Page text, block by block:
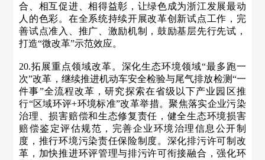
合、相互促进、相得益彰，让绿色成为浙江发展最动
人的色彩。在全系统持续开展改革创新试点工作，完
善试点准入、推广、激励机制，鼓励基层先行先试，
打造“微改革”示范效应。
20.拓展重点领域改革。深化生态环境领域“最多跑一
次”改革，继续推进机动车安全检验与尾气排放检测“一
件事”全流程改革，研究探索在省级以下产业园区推
行“区域环评+环境标准”改革举措。聚焦落实企业污染
治理、损害赔偿和生态修复责任，健全生态环境损害
赔偿鉴定评估规范，完善企业环境治理信息公开制
度，推行环境污染责任保险制度。深化排污许可制改
革，加快推进环评管理与排污许可衔接融合，强化环